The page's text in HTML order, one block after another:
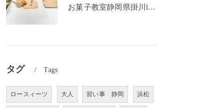
お菓子教室静岡県掛川lulu kitchen
タグ Tags
ロースィーツ 大人 習い事 静岡 浜松